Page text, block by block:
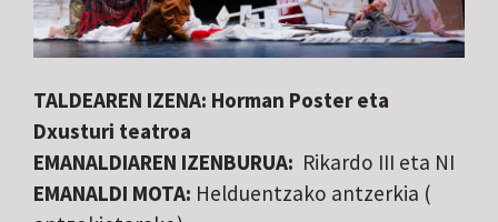
TALDEAREN IZENA: Horman Poster eta
Dxusturi teatroa
EMANALDIAREN IZENBURUA: Rikardo III eta NI
EMANALDI MOTA: Helduentzako antzerkia (